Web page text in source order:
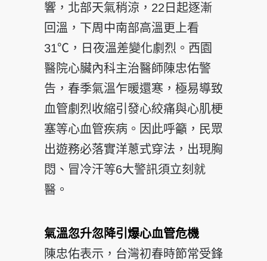
響，北部天氣稍涼，22日起逐漸
回溫，下周中南部高溫更上看
31℃，日夜溫差變化劇烈。西園
醫院心臟內科主治醫師陳忠佑警
告，春季氣溫乍暖還寒，極易導致
血管劇烈收縮引發心絞痛與心肌梗
塞等心血管疾病。因此呼籲，民眾
出遊務必落實洋蔥式穿法，出現胸
悶、冒冷汗等6大警訊須立刻就
醫。
氣溫忽升忽降引爆心血管危機
陳忠佑表示，台灣初春時節常受鋒